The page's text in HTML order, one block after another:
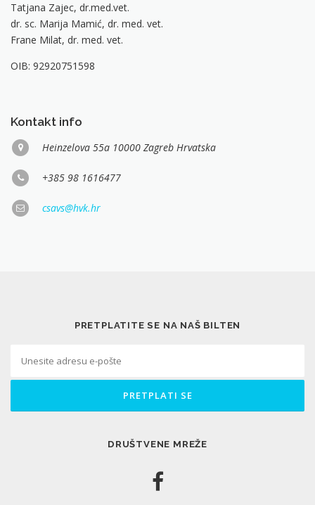
Tatjana Zajec, dr.med.vet.
dr. sc. Marija Mamić, dr. med. vet.
Frane Milat, dr. med. vet.
OIB: 92920751598
Kontakt info
Heinzelova 55a 10000 Zagreb Hrvatska
+385 98 1616477
csavs@hvk.hr
PRETPLATITE SE NA NAŠ BILTEN
DRUŠTVENE MREŽE